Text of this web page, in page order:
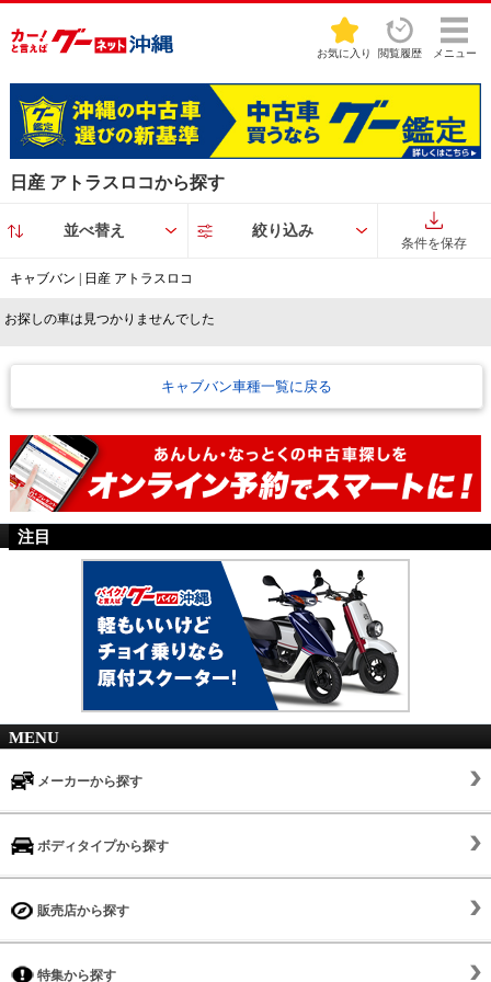
お気に入り 閲覧履歴 メニュー
日産 アトラスロコから探す
並べ替え 絞り込み
条件を保存
キャブバン | 日産 アトラスロコ
お探しの車は見つかりませんでした
キャブバン車種一覧に戻る
注目
MENU
メーカーから探す
ボディタイプから探す
販売店から探す
特集から探す